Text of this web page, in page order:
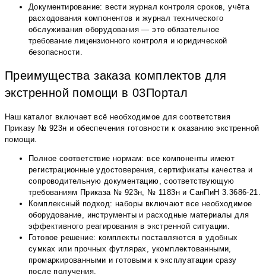
Документирование: вести журнал контроля сроков, учёта
расходования компонентов и журнал технического
обслуживания оборудования — это обязательное
требование лицензионного контроля и юридической
безопасности.
Преимущества заказа комплектов для
экстренной помощи в 03Портал
Наш каталог включает всё необходимое для соответствия
Приказу № 923н и обеспечения готовности к оказанию экстренной
помощи.
Полное соответствие нормам: все компоненты имеют
регистрационные удостоверения, сертификаты качества и
сопроводительную документацию, соответствующую
требованиям Приказа № 923н, № 1183н и СанПиН 3.3686-21.
Комплексный подход: наборы включают все необходимое
оборудование, инструменты и расходные материалы для
эффективного реагирования в экстренной ситуации.
Готовое решение: комплекты поставляются в удобных
сумках или прочных футлярах, укомплектованными,
промаркированными и готовыми к эксплуатации сразу
после получения.